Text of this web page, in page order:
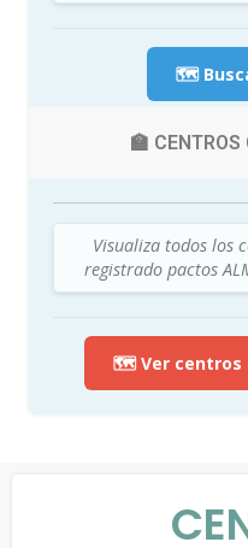
🗺️
🏫
Visualiza todos los
registrado pactos
🗺️ Ver centros